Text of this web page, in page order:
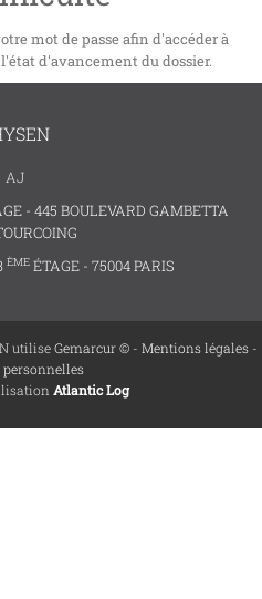
mot de passe afin d'accéder à
d'avancement du dossier.
AJ
- 445 BOULEVARD GAMBETTA
ÈME ÉTAGE - 75004 PARIS
utiliseGemarcur © - Mentions légales -
personnelles
Atlantic Log